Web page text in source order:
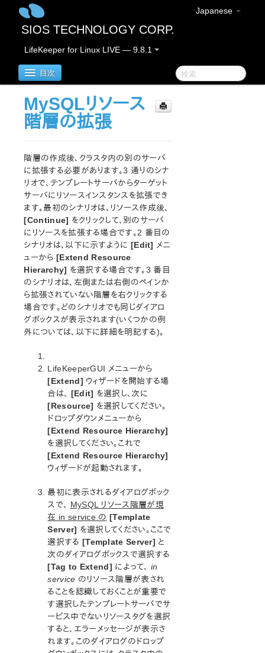
Japanese
SIOS TECHNOLOGY CORP.
LifeKeeper for Linux LIVE — 9.8.1
目次
LifeKeeper for Linux
重要なお知らせ
概要
新機能
バグの修正 / Hotfixes
廃止された機能
LifeKeeperコンポーネント
システム要件
ストレージとアダプタのオプション
オープンソースパッケージ
既知の問題
テクニカルノート
アップデート
LifeKeeper for Linux スタートアップガイド
LifeKeeper for Linux インストレーションガイド
LifeKeeper ソフトウェアのパッケージ
LifeKeeper 環境のプランニング
LifeKeeper 環境のセットアップ
LifeKeeperソフトウェアのインストール
セットアップスクリプトの操作
LifeKeeper インストールの確認
LifeKeeperのアップデート
ート (OS パッチ適用)
LifeKeeper for Linux テクニカルドキュメンテーション
ドキュメンテーションについて
lkbackup
LifeKeeper
SIOS DataKeeper for Linux
コマンドラインインターフェース
Application Recovery Kit
Apache Recovery Kit 管理ガイド
DB2 Recovery Kit 管理ガイド
MySQLリソース
階層の拡張
階層の作成後、クラスタ内の別のサーバ
に拡張する必要があります。3 通りのシナ
リオで、テンプレートサーバからターゲット
サーバにリソースインスタンスを拡張でき
ます。最初のシナリオは、リソース作成後、
[Continue] をクリックして、別のサーバ
にリソースを拡張する場合です。2 番目の
シナリオは、以下に示すように [Edit] メニ
ューから [Extend Resource
Hierarchy] を選択する場合です。3 番目
のシナリオは、左側または右側のペインか
ら拡張されていない階層を右クリックする
場合です。どのシナリオでも同じダイアロ
グボックスが表示されます(いくつかの例
外については、以下に詳細を明記する)。
LifeKeeperGUI メニューから
[Extend] ウィザードを開始する場
合は、 [Edit] を選択し、次に
[Resource] を選択してください。
ドロップダウンメニューから
[Extend Resource Hierarchy]
を選択してください。これで
[Extend Resource Hierarchy]
ウィザードが起動されます。
最初に表示されるダイアログボック
スで、 MySQL リソース階層が現
在 in service の [Template
Server] を選択してください。ここで
選択する [Template Server] と
次のダイアログボックスで選択する
[Tag to Extend] によって、in
service のリソース階層が表され
ることを認識しておくことが重要で
す選択したテンプレートサーバでサ
ービス中でないリソースタグを選択
すると、エラーメッセージが表示さ
れます。このダイアログのドロップ